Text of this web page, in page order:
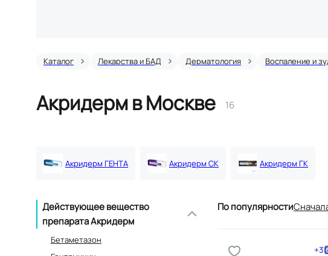
Каталог Лекарства и БАД Дерматология Воспаление и
Акридерм в Москве 16
Акридерм ГЕНТА Акридерм СК Акридерм ГК
Действующее вещество
препарата Акридерм
Бетаметазон
По популярности
+3